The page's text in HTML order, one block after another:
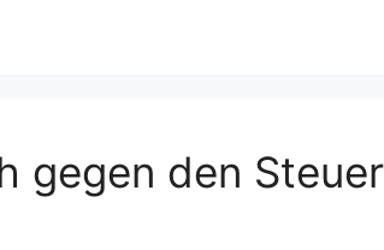
gegen den